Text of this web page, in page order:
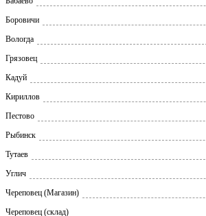
Боровичи
Вологда
Грязовец
Кадуй
Кириллов
Пестово
Рыбинск
Тутаев
Углич
Череповец (Магазин)
Череповец (склад)